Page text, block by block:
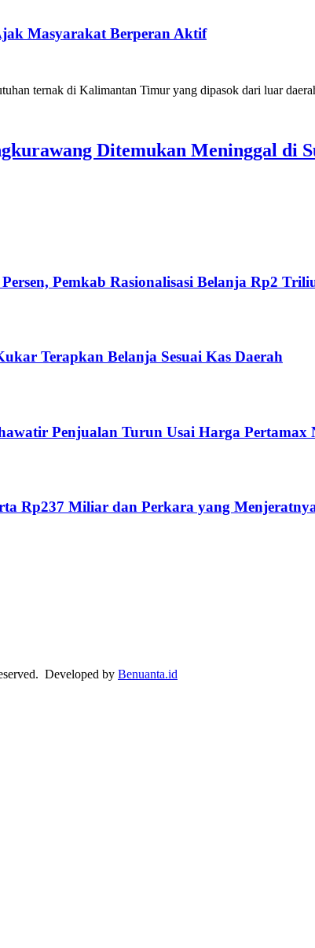
Masyarakat Berperan Aktif
ternak di Kalimantan Timur yang dipasok dari luar
Ditemukan Meninggal di
Pemkab Rasionalisasi Belanja Rp2
Terapkan Belanja Sesuai Kas Daerah
Penjualan Turun Usai Harga Pertamax
Rp237 Miliar dan Perkara yang
Developed by Benuanta.id